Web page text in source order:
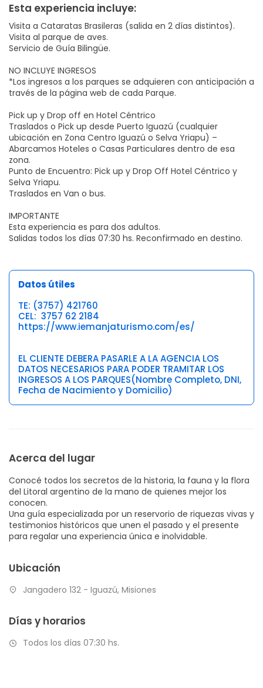
Esta experiencia incluye:
Visita a Cataratas Brasileras (salida en 2 días distintos).
Visita al parque de aves.
Servicio de Guía Bilingüe.
NO INCLUYE INGRESOS
*Los ingresos a los parques se adquieren con anticipación a
través de la página web de cada Parque.
Pick up y Drop off en Hotel Céntrico
Traslados o Pick up desde Puerto Iguazú (cualquier
ubicación en Zona Centro Iguazú o Selva Yriapu) –
Abarcamos Hoteles o Casas Particulares dentro de esa
zona.
Punto de Encuentro: Pick up y Drop Off Hotel Céntrico y
Selva Yriapu.
Traslados en Van o bus.
IMPORTANTE
Esta experiencia es para dos adultos.
Salidas todos los días 07:30 hs. Reconfirmado en destino.
Datos útiles
TE: (3757) 421760
CEL: 3757 62 2184
https://www.iemanjaturismo.com/es/
EL CLIENTE DEBERA PASARLE A LA AGENCIA LOS
DATOS NECESARIOS PARA PODER TRAMITAR LOS
INGRESOS A LOS PARQUES(Nombre Completo, DNI,
Fecha de Nacimiento y Domicilio)
Acerca del lugar
Conocé todos los secretos de la historia, la fauna y la flora
del Litoral argentino de la mano de quienes mejor los
conocen.
Una guía especializada por un reservorio de riquezas vivas y
testimonios históricos que unen el pasado y el presente
para regalar una experiencia única e inolvidable.
Ubicación
Jangadero 132 - Iguazú, Misiones
Días y horarios
Todos los días 07:30 hs.